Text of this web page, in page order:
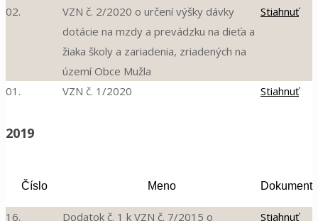
02.
VZN č. 2/2020 o určení výšky dávky
dotácie na mzdy a prevádzku na dieťa a
žiaka školy a zariadenia, zriadených na
území Obce Mužla
Stiahnuť
01. VZN č. 1/2020 Stiahnuť
2019
Číslo Meno Dokument
16. Dodatok č. 1 k VZN č. 7/2015 o Stiahnuť